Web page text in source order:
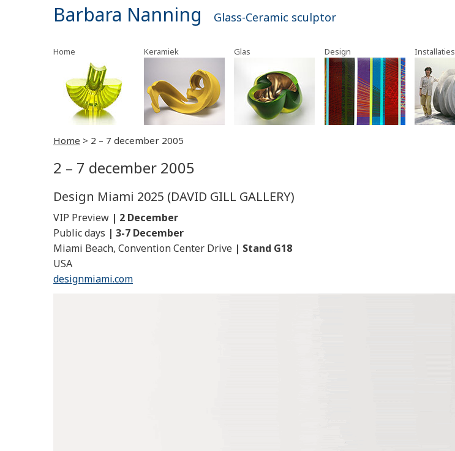
Barbara Nanning Glass-Ceramic sculptor
Home Keramiek Glas Design Installaties
Home > 2 – 7 december 2005
2 – 7 december 2005
Design Miami 2025 (DAVID GILL GALLERY)
VIP Preview | 2 December
Public days | 3-7 December
Miami Beach, Convention Center Drive | Stand G18
USA
designmiami.com